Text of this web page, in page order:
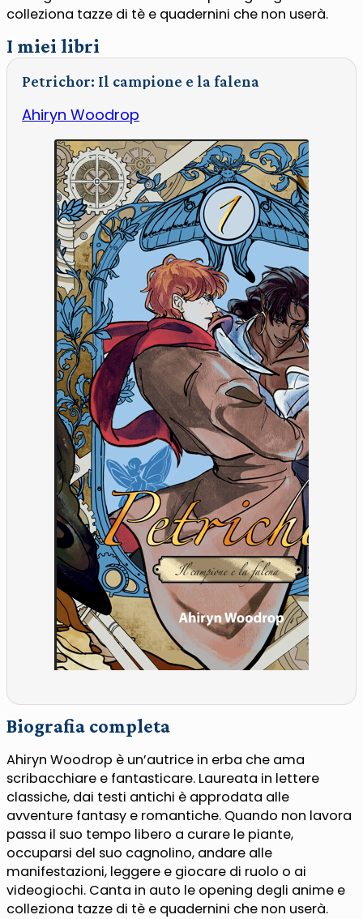
colleziona tazze di tè e quadernini che non userà.
I miei libri
Petrichor: Il campione e la falena
Ahiryn Woodrop
Biografia completa
Ahiryn Woodrop è un’autrice in erba che ama
scribacchiare e fantasticare. Laureata in lettere
classiche, dai testi antichi è approdata alle
avventure fantasy e romantiche. Quando non lavora
passa il suo tempo libero a curare le piante,
occuparsi del suo cagnolino, andare alle
manifestazioni, leggere e giocare di ruolo o ai
videogiochi. Canta in auto le opening degli anime e
colleziona tazze di tè e quadernini che non userà.